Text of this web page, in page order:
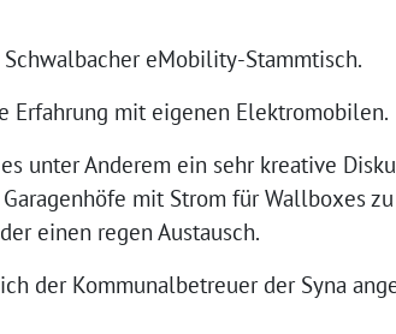
eMobility-Stammtisch.
mit eigenen Elektromobilen.
unter Anderem ein sehr kreative
mit Strom für Wallboxes
einen regen Austausch.
der Kommunalbetreuer der Syna